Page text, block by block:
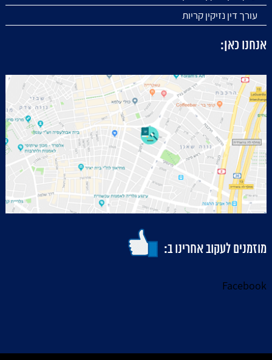
עורך דין נזיקין קריות
אנחנו כאן:
מוזמנים לעקוב אחרינו ב:
Facebook